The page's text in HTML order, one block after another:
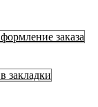
заказа
закладки